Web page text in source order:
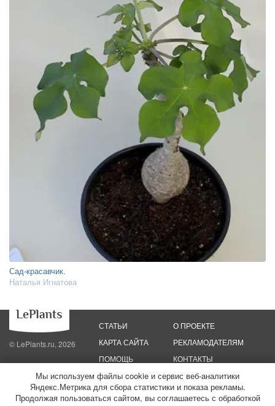
Сад-красавчик.
Наталья Игнатова
© LePlants.ru, 2026
СТАТЬИ
КАРТА САЙТА
ПОМОЩЬ
О ПРОЕКТЕ
РЕКЛАМОДАТЕЛЯМ
КОНТАКТЫ
Политика конфиденциальности
Политика использования файлов cookie
Пользовательское соглашение
Редакционные стандарты
Мы используем файлы cookie и сервис веб-аналитики
Яндекс.Метрика для сбора статистики и показа рекламы.
Продолжая пользоваться сайтом, вы соглашаетесь с обработкой